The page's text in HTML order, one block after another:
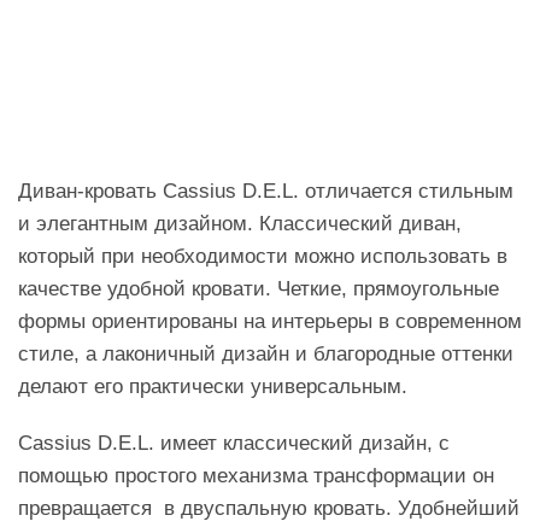
Диван-кровать Cassius D.E.L. отличается стильным
и элегантным дизайном. Классический диван,
который при необходимости можно использовать в
качестве удобной кровати. Четкие, прямоугольные
формы ориентированы на интерьеры в современном
стиле, а лаконичный дизайн и благородные оттенки
делают его практически универсальным.
Cassius D.E.L. имеет классический дизайн, с
помощью простого механизма трансформации он
превращается в двуспальную кровать. Удобнейший